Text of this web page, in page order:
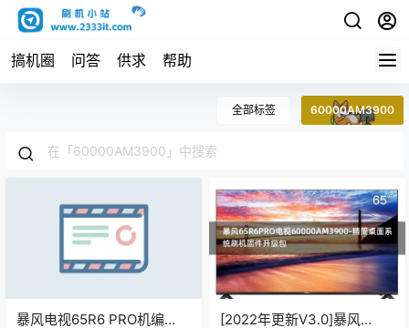
搞机圈 问答 供求 帮助
全部标签 60000AM3900
暴风电视65R6 PRO机编
[2022年更新V3.0]暴风